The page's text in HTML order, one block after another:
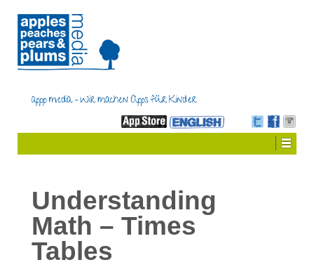
Understanding
Math – Times
Tables